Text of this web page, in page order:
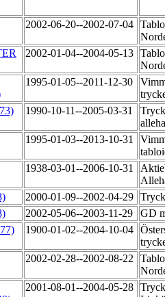
2002-06-20--2002-07-04
2002-01-04--2004-05-13
1995-01-05--2011-12-30
1990-10-11--2005-03-31
1995-01-03--2013-10-31
1938-03-01--2006-10-31
2000-01-09--2002-04-29
2002-05-06--2003-11-29
GD
1900-01-02--2004-10-04
2002-02-28--2002-08-22
2001-08-01--2004-05-28